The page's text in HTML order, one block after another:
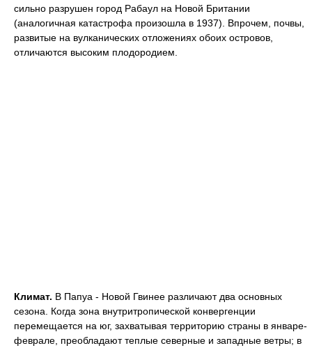
сильно разрушен город Рабаул на Новой Британии
(аналогичная катастрофа произошла в 1937). Впрочем, почвы,
развитые на вулканических отложениях обоих островов,
отличаются высоким плодородием.
Климат. В Папуа - Новой Гвинее различают два основных
сезона. Когда зона внутритропической конвергенции
перемещается на юг, захватывая территорию страны в январе-
феврале, преобладают теплые северные и западные ветры; в